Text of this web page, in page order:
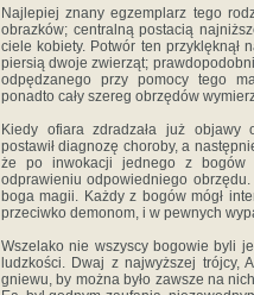
Najlepiej znany egzemplarz tego
obrazków; centralną postacią
ciele kobiety. Potwór ten przyklęknął
piersią dwoje zwierząt;
odpędzanego przy pomocy tego
ponadto cały szereg obrzędów
Kiedy ofiara zdradzała już objawy
postawił diagnozę choroby, a
że po inwokacji jednego z bogów
odprawieniu odpowiedniego
boga magii. Każdy z bogów mógł
przeciwko demonom, i w pewnych
Wszelako nie wszyscy bogowie byli
ludzkości. Dwaj z najwyższej
gniewu, by można było zawsze na